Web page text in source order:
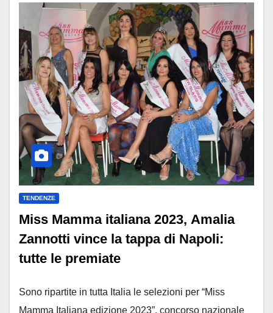
TENDENZE
Miss Mamma italiana 2023, Amalia
Zannotti vince la tappa di Napoli:
tutte le premiate
Sono ripartite in tutta Italia le selezioni per “Miss
Mamma Italiana edizione 2023”, concorso nazionale